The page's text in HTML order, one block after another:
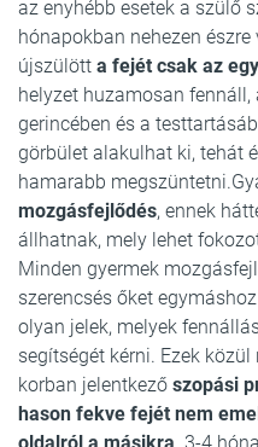
az enyhébb esetek a szülő
hónapokban nehezen észre
újszülött a fejét csak az
helyzet huzamosan
gerincében és a
görbület alakulhat ki, tehát
hamarabb
mozgásfejlődés, ennek
állhatnak, mely lehet
Minden gyermek
szerencsés őket
olyan jelek, melyek
segítségét kérni. Ezek
korban jelentkező szopási
hason fekve fejét nem